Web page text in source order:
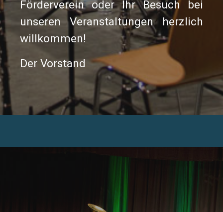
Förderverein oder Ihr Besuch bei
unseren Veranstaltungen herzlich
willkommen!
Der Vorstand